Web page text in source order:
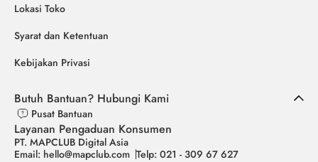
Lokasi Toko
Syarat dan Ketentuan
Kebijakan Privasi
Butuh Bantuan? Hubungi Kami
Pusat Bantuan
Layanan Pengaduan Konsumen
PT. MAPCLUB Digital Asia
Email: hello@mapclub.com Telp: 021 - 309 67 627